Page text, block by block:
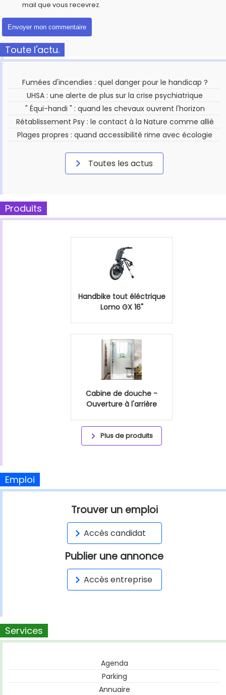
mail que vous recevrez.
Toute l'actu.
Fumées d'incendies : quel danger pour le handicap ?
UHSA : une alerte de plus sur la crise psychiatrique
" Équi-handi " : quand les chevaux ouvrent l'horizon
Rétablissement Psy : le contact à la Nature comme allié
Plages propres : quand accessibilité rime avec écologie
Toutes les actus
Produits
Handbike tout éléctrique
Lomo GX 16"
Cabine de douche -
Ouverture à l'arrière
Plus de produits
Emploi
Trouver un emploi
Accès candidat
Publier une annonce
Accès entreprise
Services
Agenda
Parking
Annuaire